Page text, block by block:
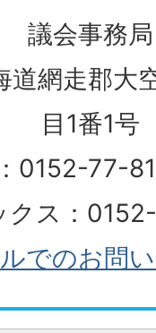
議会事務局
網走郡大
目1番1号
0152-77-
クス：
でのお問